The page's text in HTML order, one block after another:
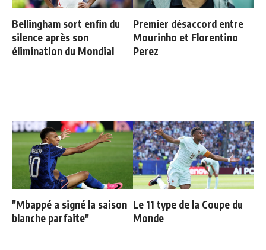
Bellingham sort enfin du
silence après son
élimination du Mondial
Premier désaccord entre
Mourinho et Florentino
Perez
"Mbappé a signé la saison
blanche parfaite"
Le 11 type de la Coupe du
Monde